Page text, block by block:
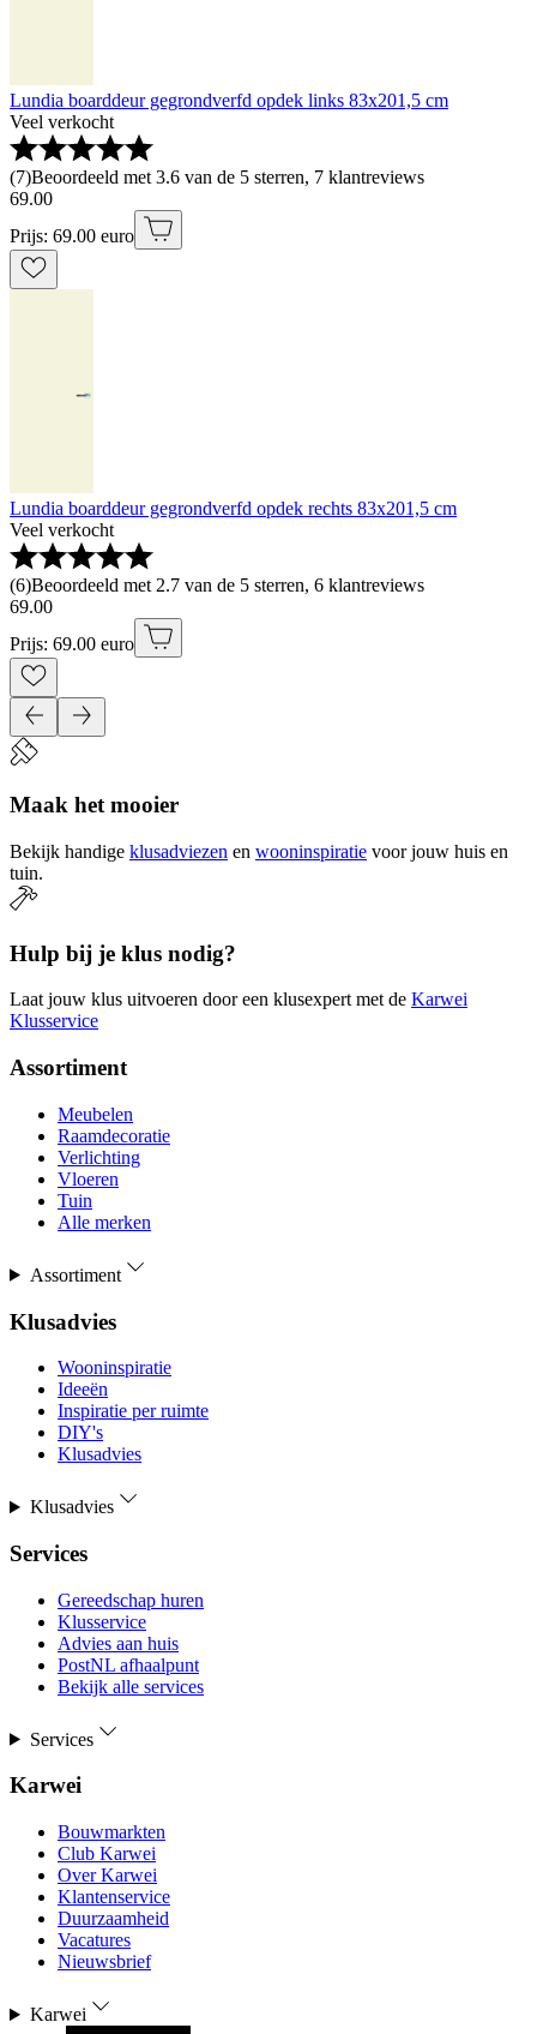
Lundia boarddeur gegrondverfd opdek links 83x201,5 cm
Veel verkocht
(7)Beoordeeld met 3.6 van de 5 sterren, 7 klantreviews
69.00
Prijs: 69.00 euro
Lundia boarddeur gegrondverfd opdek rechts 83x201,5 cm
Veel verkocht
(6)Beoordeeld met 2.7 van de 5 sterren, 6 klantreviews
69.00
Prijs: 69.00 euro
Maak het mooier
Bekijk handige klusadviezen en wooninspiratie voor jouw huis en
tuin.
Hulp bij je klus nodig?
Laat jouw klus uitvoeren door een klusexpert met de Karwei
Klusservice
Assortiment
Meubelen
Raamdecoratie
Verlichting
Vloeren
Tuin
Alle merken
Assortiment
Klusadvies
Wooninspiratie
Ideeën
Inspiratie per ruimte
DIY's
Klusadvies
Klusadvies
Services
Gereedschap huren
Klusservice
Advies aan huis
PostNL afhaalpunt
Bekijk alle services
Services
Karwei
Bouwmarkten
Club Karwei
Over Karwei
Klantenservice
Duurzaamheid
Vacatures
Nieuwsbrief
Karwei